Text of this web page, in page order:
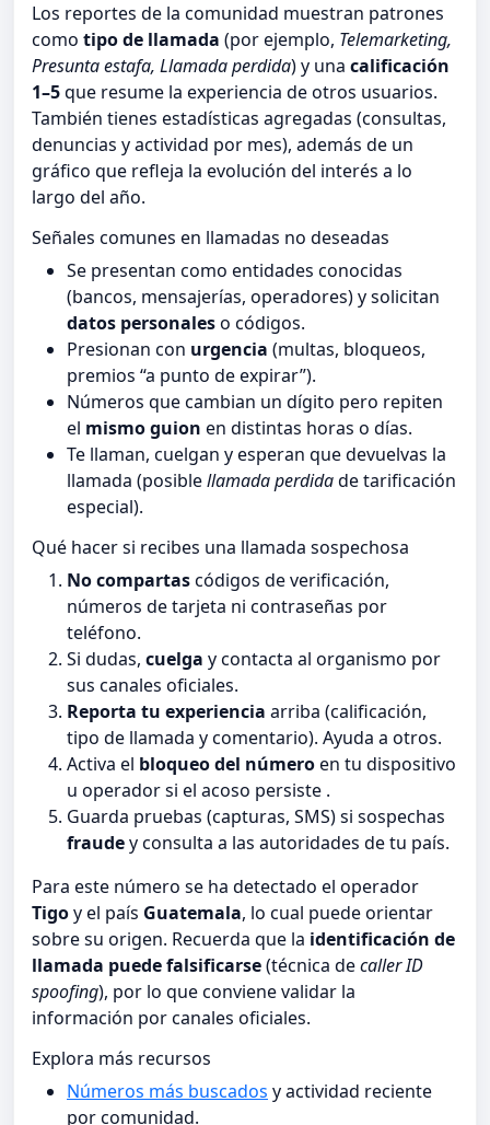
Los reportes de la comunidad muestran patrones
como tipo de llamada (por ejemplo, Telemarketing,
Presunta estafa, Llamada perdida) y una calificación
1–5que resume la experiencia de otros usuarios.
También tienes estadísticas agregadas (consultas,
denuncias y actividad por mes), además de un
gráfico que refleja la evolución del interés a lo
largo del año.
Señales comunes en llamadas no deseadas
Se presentan como entidades conocidas
(bancos, mensajerías, operadores) y solicitan
datos personaleso códigos.
Presionan con urgencia (multas, bloqueos,
premios “a punto de expirar”).
Números que cambian un dígito pero repiten
el mismo guion en distintas horas o días.
Te llaman, cuelgan y esperan que devuelvas la
llamada (posiblellamada perdidade tarificación
especial).
Qué hacer si recibes una llamada sospechosa
No compartascódigos de verificación,
números de tarjeta ni contraseñas por
teléfono.
Si dudas, cuelga y contacta al organismo por
sus canales oficiales.
Reporta tu experiencia arriba (calificación,
tipo de llamada y comentario). Ayuda a otros.
Activa el bloqueo del númeroen tu dispositivo
u operador si el acoso persiste .
Guarda pruebas (capturas, SMS) si sospechas
fraudey consulta a las autoridades de tu país.
Para este número se ha detectado el operador
Tigoy el país Guatemala, lo cual puede orientar
sobre su origen. Recuerda que la identificación de
llamada puede falsificarse(técnica decaller ID
spoofing), por lo que conviene validar la
información por canales oficiales.
Explora más recursos
Números más buscados y actividad reciente
por comunidad.